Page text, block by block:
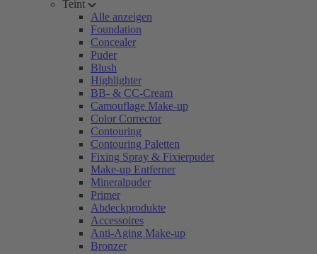
Teint
Alle anzeigen
Foundation
Concealer
Puder
Blush
Highlighter
BB- & CC-Cream
Camouflage Make-up
Color Corrector
Contouring
Contouring Paletten
Fixing Spray & Fixierpuder
Make-up Entferner
Mineralpuder
Primer
Abdeckprodukte
Accessoires
Anti-Aging Make-up
Bronzer